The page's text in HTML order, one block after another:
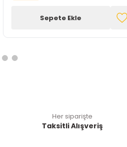
Sepete Ekle
Her siparişte
Taksitli Alışveriş